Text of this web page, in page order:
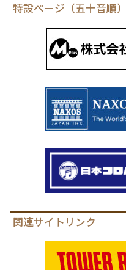
特設ページ（五十音順）
関連サイトリンク